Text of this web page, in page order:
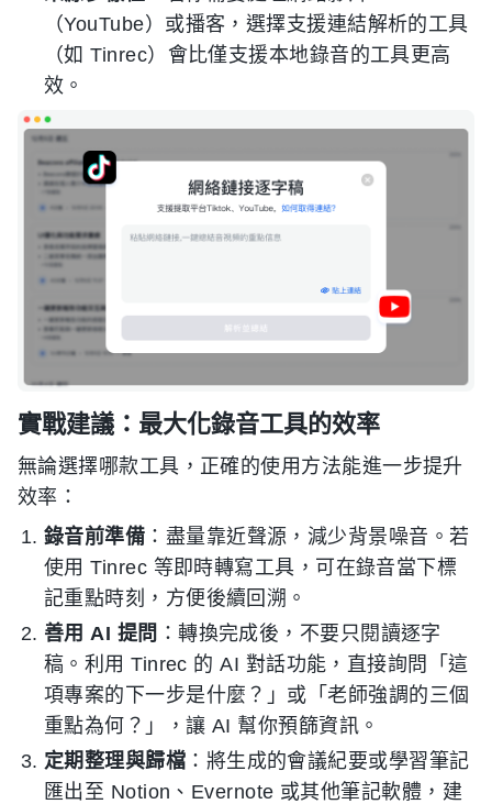
（YouTube）或播客，選擇支援連結解析的工具
（如 Tinrec）會比僅支援本地錄音的工具更高
效。
實戰建議：最大化錄音工具的效率
無論選擇哪款工具，正確的使用方法能進一步提升
效率：
錄音前準備 ：盡量靠近聲源，減少背景噪音。若
使用 Tinrec 等即時轉寫工具，可在錄音當下標
記重點時刻，方便後續回溯。
善用 AI 提問 ：轉換完成後，不要只閱讀逐字
稿。利用 Tinrec 的 AI 對話功能，直接詢問「這
項專案的下一步是什麼？」或「老師強調的三個
重點為何？」，讓 AI 幫你預篩資訊。
定期整理與歸檔 ：將生成的會議紀要或學習筆記
匯出至 Notion、Evernote 或其他筆記軟體，建